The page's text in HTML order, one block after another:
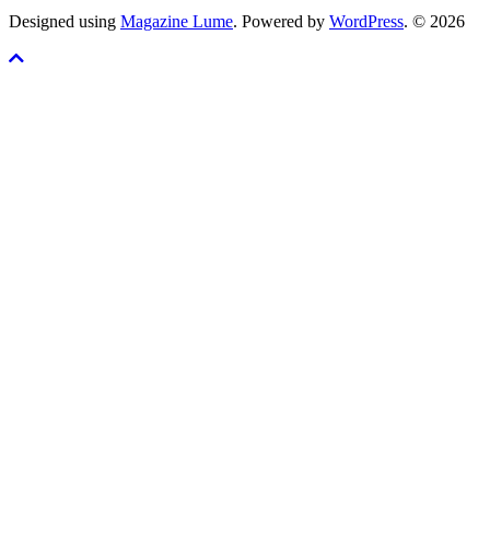
Designed using Magazine Lume. Powered by WordPress. © 2026